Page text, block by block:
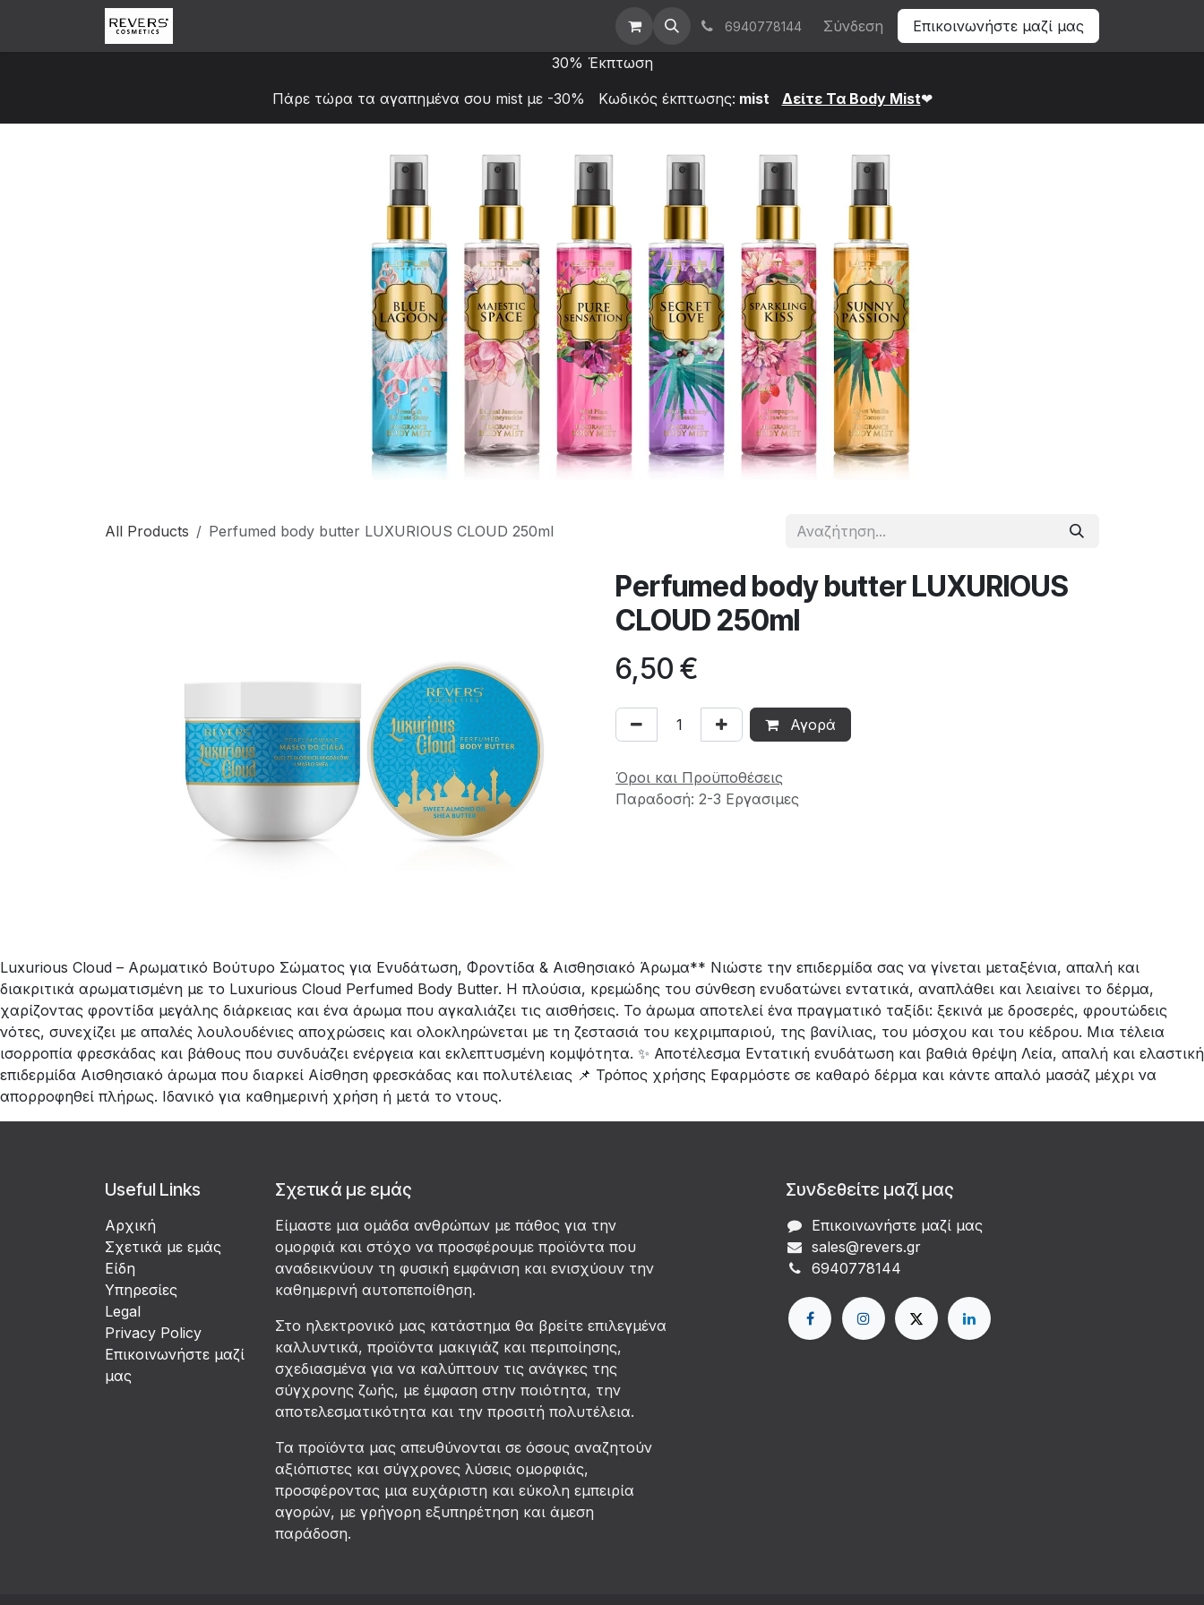
Χονδρική 6940778144 Σύνδεση Επικοινωνήστε μαζί μας
30% Έκπτωση
Πάρε τώρα τα αγαπημένα σου mist με -30% Κωδικός έκπτωσης: mist Δείτε Τα Bod​y Mist❤
All Products Perfumed body butter LUXURIOUS CLOUD 250ml
Perfumed body butter LUXURIOUS
CLOUD 250ml
6,50 €
Αγορά
Όροι και Προϋποθέσεις
Παραδοσή: 2-3 Εργασιμες
Luxurious Cloud – Αρωματικό Βούτυρο Σώματος για Ενυδάτωση, Φροντίδα & Αισθησιακό Άρωμα** Νιώστε την επιδερμίδα σας να γίνεται μεταξένια, απαλή και
διακριτικά αρωματισμένη με το Luxurious Cloud Perfumed Body Butter. Η πλούσια, κρεμώδης του σύνθεση ενυδατώνει εντατικά, αναπλάθει και λειαίνει το δέρμα,
χαρίζοντας φροντίδα μεγάλης διάρκειας και ένα άρωμα που αγκαλιάζει τις αισθήσεις. Το άρωμα αποτελεί ένα πραγματικό ταξίδι: ξεκινά με δροσερές, φρουτώδεις
νότες, συνεχίζει με απαλές λουλουδένιες αποχρώσεις και ολοκληρώνεται με τη ζεστασιά του κεχριμπαριού, της βανίλιας, του μόσχου και του κέδρου. Μια τέλεια
ισορροπία φρεσκάδας και βάθους που συνδυάζει ενέργεια και εκλεπτυσμένη κομψότητα. ✨ Αποτέλεσμα Εντατική ενυδάτωση και βαθιά θρέψη Λεία, απαλή και ελαστική
επιδερμίδα Αισθησιακό άρωμα που διαρκεί Αίσθηση φρεσκάδας και πολυτέλειας 📌 Τρόπος χρήσης Εφαρμόστε σε καθαρό δέρμα και κάντε απαλό μασάζ μέχρι να
απορροφηθεί πλήρως. Ιδανικό για καθημερινή χρήση ή μετά το ντους.
Useful Links
Αρχική
Σχετικά με εμάς
Είδη
Υπηρεσίες
Legal
Privacy Policy
Επικοινωνήστε μαζί
μας
Σχετικά με εμάς
Είμαστε μια ομάδα ανθρώπων με πάθος για την
ομορφιά και στόχο να προσφέρουμε προϊόντα που
αναδεικνύουν τη φυσική εμφάνιση και ενισχύουν την
καθημερινή αυτοπεποίθηση.
Στο ηλεκτρονικό μας κατάστημα θα βρείτε επιλεγμένα
καλλυντικά, προϊόντα μακιγιάζ και περιποίησης,
σχεδιασμένα για να καλύπτουν τις ανάγκες της
σύγχρονης ζωής, με έμφαση στην ποιότητα, την
αποτελεσματικότητα και την προσιτή πολυτέλεια.
Τα προϊόντα μας απευθύνονται σε όσους αναζητούν
αξιόπιστες και σύγχρονες λύσεις ομορφιάς,
προσφέροντας μια ευχάριστη και εύκολη εμπειρία
αγορών, με γρήγορη εξυπηρέτηση και άμεση
παράδοση.
Συνδεθείτε μαζί μας
Επικοινωνήστε μαζί μας
sales@revers.gr
6940778144